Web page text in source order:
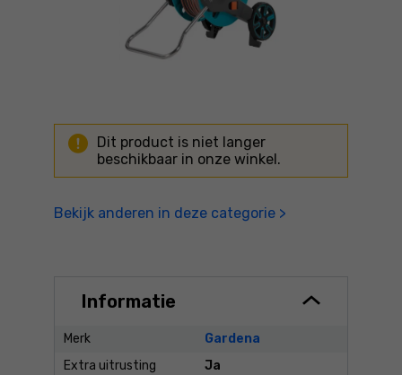
Dit product is niet langer
beschikbaar in onze winkel.
Bekijk anderen in deze categorie >
Informatie
Merk
Gardena
Extra uitrusting
Ja